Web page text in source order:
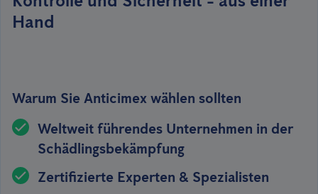
Hand
Warum Sie Anticimex wählen sollten
Weltweit führendes Unternehmen in der
Schädlingsbekämpfung
Zertifizierte Experten & Spezialisten